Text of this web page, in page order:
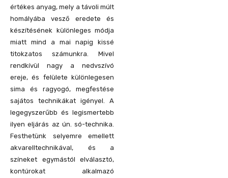
értékes anyag, mely a távoli múlt
homályába vesző eredete és
készítésének különleges módja
miatt mind a mai napig kissé
titokzatos számunkra. Mivel
rendkívül nagy a nedvszívó
ereje, és felülete különlegesen
sima és ragyogó, megfestése
sajátos technikákat igényel. A
legegyszerűbb és legismertebb
ilyen eljárás az ún. só-technika.
Festhetünk selyemre emellett
akvarelltechnikával, és a
színeket egymástól elválasztó,
kontúrokat alkalmazó